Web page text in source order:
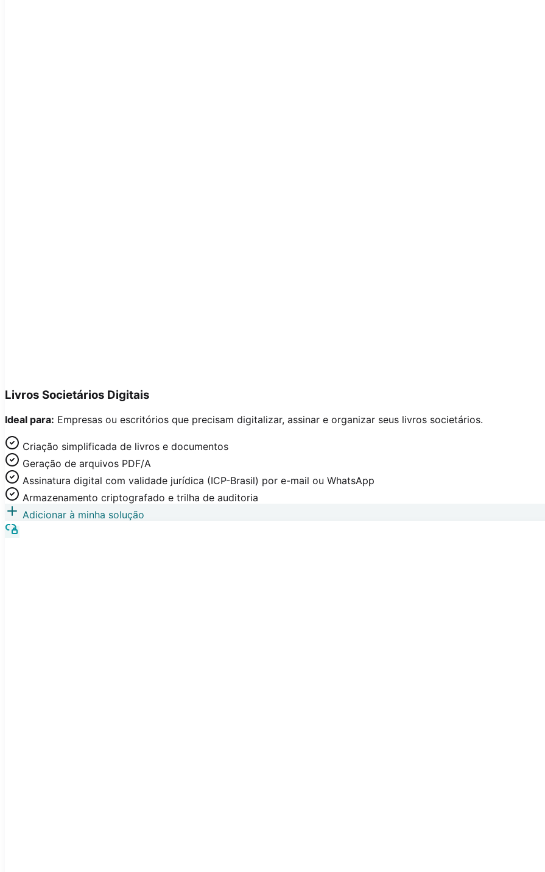
Livros Societários Digitais
Ideal para: Empresas ou escritórios que precisam digitalizar, assinar e organizar seus livros societários.
Criação simplificada de livros e documentos
Geração de arquivos PDF/A
Assinatura digital com validade jurídica (ICP-Brasil) por e-mail ou WhatsApp
Armazenamento criptografado e trilha de auditoria
Adicionar à minha solução